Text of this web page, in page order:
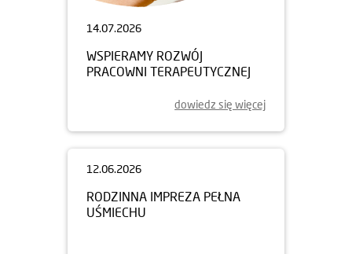
14.07.2026
WSPIERAMY ROZWÓJ
PRACOWNI TERAPEUTYCZNEJ
dowiedz się więcej
12.06.2026
RODZINNA IMPREZA PEŁNA
UŚMIECHU